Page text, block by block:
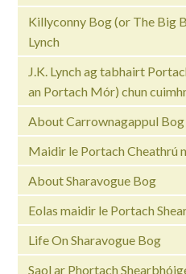
Killyconny Bog (or The Big
Lynch
J.K. Lynch ag tabhairt
an Portach Mór) chun
About Carrownagappul Bog
Maidir le Portach Cheathrú
About Sharavogue Bog
Eolas maidir le Portach
Life On Sharavogue Bog
Saol ar Phortach